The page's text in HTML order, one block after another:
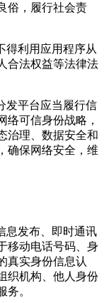
俗，履行社会责
得利用应用程序从
合法权益等法律法
发平台应当履行信
络可信身份战略，
治理、数据安全和
确保网络安全，维
息发布、即时通讯
移动电话号码、身
真实身份信息认
织机构、他人身份
务。